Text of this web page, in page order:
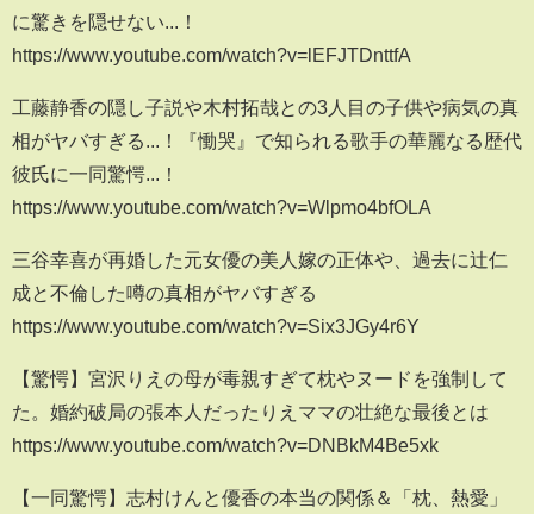
に驚きを隠せない...！
https://www.youtube.com/watch?v=lEFJTDnttfA
工藤静香の隠し子説や木村拓哉との3人目の子供や病気の真
相がヤバすぎる...！『慟哭』で知られる歌手の華麗なる歴代
彼氏に一同驚愕...！
https://www.youtube.com/watch?v=Wlpmo4bfOLA
三谷幸喜が再婚した元女優の美人嫁の正体や、過去に辻仁
成と不倫した噂の真相がヤバすぎる
https://www.youtube.com/watch?v=Six3JGy4r6Y
【驚愕】宮沢りえの母が毒親すぎて枕やヌードを強制して
た。婚約破局の張本人だったりえママの壮絶な最後とは
https://www.youtube.com/watch?v=DNBkM4Be5xk
【一同驚愕】志村けんと優香の本当の関係＆「枕、熱愛」